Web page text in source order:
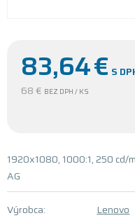
83,64€ S
68 € BEZ DPH / KS
1920x1080, 1000:1, 250 cd/
AG
Výrobca: Lenovo